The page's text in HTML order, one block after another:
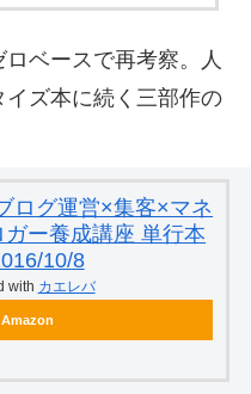
ベースで再考察。人
ズ本に続く三部作の
ログ運営×集客×マネ
ー養成講座 単行本
10/8
with カエレバ
Amazon